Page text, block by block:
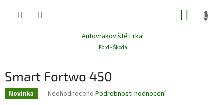
Autovrakoviště Frkal
Ford - Škoda
Smart Fortwo 450
Novinka
Průměrné
Neohodnoceno Podrobnosti hodnocení